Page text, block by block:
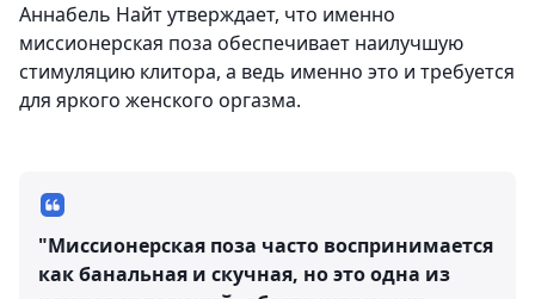
Аннабель Найт утверждает, что именно
миссионерская поза обеспечивает наилучшую
стимуляцию клитора, а ведь именно это и требуется
для яркого женского оргазма.
"Миссионерская поза часто воспринимается
как банальная и скучная, но это одна из